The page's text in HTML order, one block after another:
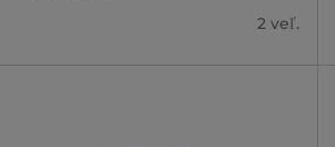
2 veľ.